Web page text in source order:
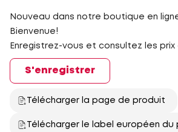
Nouveau dans notre boutique en
Bienvenue!
Enregistrez-vous et consultez les
S'enregistrer
Télécharger la page de produit
Télécharger le label européen du